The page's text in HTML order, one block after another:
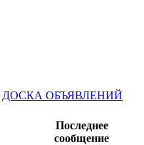
ДОСКА ОБЪЯВЛЕНИЙ
Последнее
сообщение